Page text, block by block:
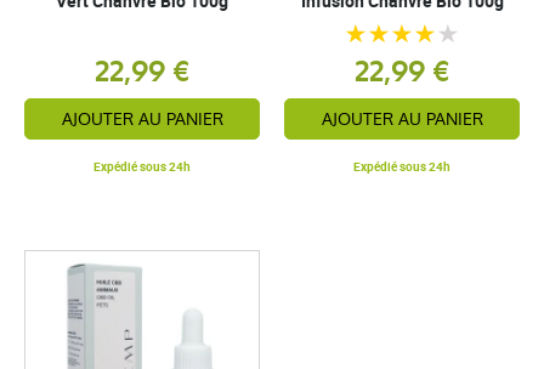
22,99 €
AJOUTER AU PANIER
Expédié sous 24h
22,99 €
AJOUTER AU PANIER
Expédié sous 24h